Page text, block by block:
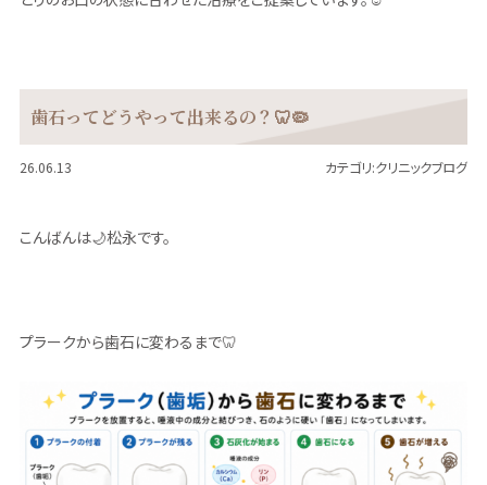
歯石ってどうやって出来るの？🦷🦠
26.06.13 カテゴリ:クリニックブログ
こんばんは🌙松永です。
プラークから歯石に変わるまで🦷